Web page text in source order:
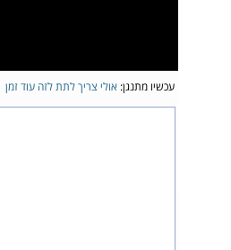
עכשיו מתנגן: אולי צריך לתת לזה עוד זמן